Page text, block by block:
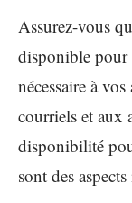
Assurez-vous
disponible pour
nécessaire à
courriels et aux
disponibilité
sont des